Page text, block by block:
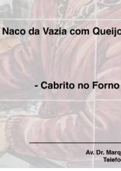
Não é apenas
de 2017.
Geral da
receberam
Falar de
constatação de
O Presidente
vigiar e zelar